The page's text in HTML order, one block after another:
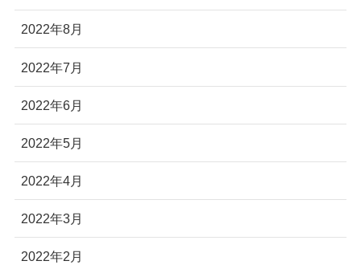
2022年8月
2022年7月
2022年6月
2022年5月
2022年4月
2022年3月
2022年2月